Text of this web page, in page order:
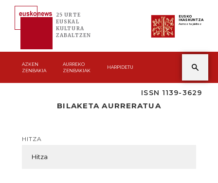
25 URTE
EUSKAL
KULTURA
ZABALTZEN
EUSKO
IKASKUNTZA
Asmoz ta jakitez
AZKEN
ZENBAKIA
AURREKO
ZENBAKIAK
HARPIDETU
ISSN 1139-3629
BILAKETA AURRERATUA
HITZA